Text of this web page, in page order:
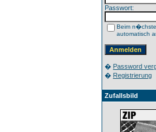
Passwort:
Beim
automatisch
� Password
� Registrierung
Zufallsbild